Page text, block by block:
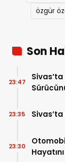
özgür
Son
23:47
23:35
23:30